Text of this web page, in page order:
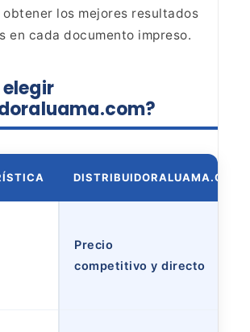
obtener los mejores resultados
en cada documento impreso.
elegir
DISTRIBUIDORALUAMA.COM
Precio
competitivo y directo